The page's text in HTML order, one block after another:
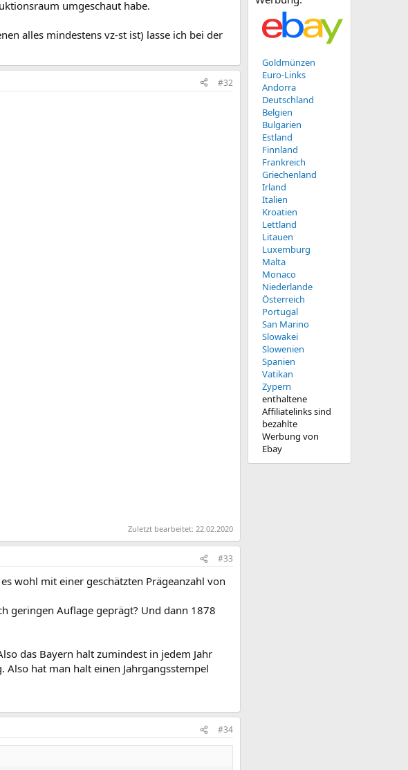
umgeschaut habe.
alles mindestens vz-st ist) lasse ich bei der
#32
Zuletzt bearbeitet: 22.02.2020
#33
wohl mit einer geschätzten Prägeanzahl von
geringen Auflage geprägt? Und dann 1878
das Bayern halt zumindest in jedem Jahr
hat man halt einen Jahrgangsstempel
#34
Goldmünzen
Euro-Links
Andorra
Deutschland
Belgien
Bulgarien
Estland
Finnland
Frankreich
Griechenland
Irland
Italien
Kroatien
Lettland
Litauen
Luxemburg
Malta
Monaco
Niederlande
Österreich
Portugal
San Marino
Slowakei
Slowenien
Spanien
Vatikan
Zypern
enthaltene
Affiliatelinks sind
bezahlte
Werbung von
Ebay